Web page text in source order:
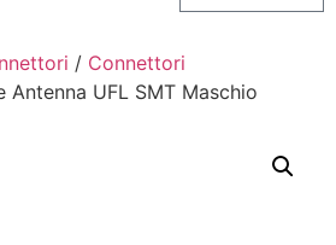
/ Connettori
Antenna UFL SMT Maschio